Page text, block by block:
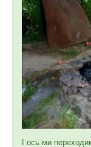
І ось ми